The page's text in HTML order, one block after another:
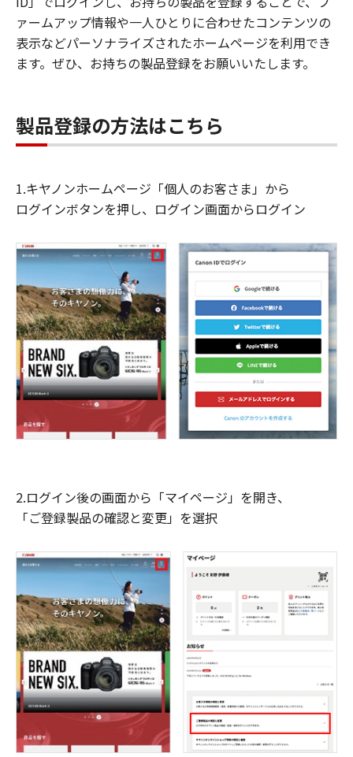
ァームアップ情報や一人ひとりに合わせたコンテンツの
表示などパーソナライズされたホームページを利用でき
ます。ぜひ、お持ちの製品登録をお願いいたします。
製品登録の方法はこちら
1.キヤノンホームページ「個人のお客さま」から
ログインボタンを押し、ログイン画面からログイン
2.ログイン後の画面から「マイページ」を開き、
「ご登録製品の確認と変更」を選択